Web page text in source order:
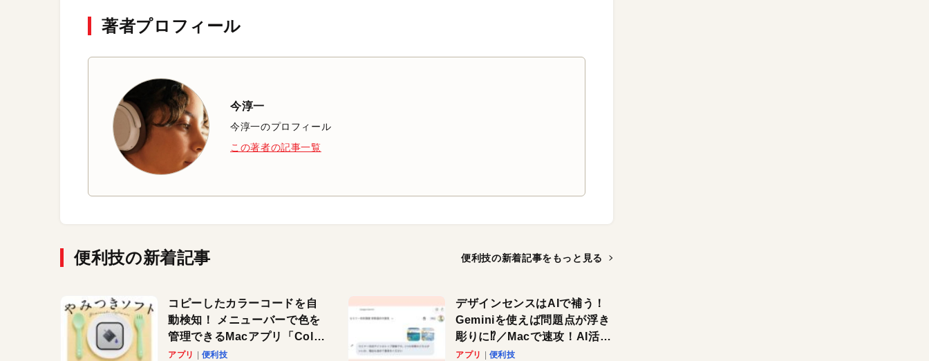
著者プロフィール
今淳一
今淳一のプロフィール
この著者の記事一覧
便利技の新着記事 便利技の新着記事をもっと見る
コピーしたカラーコードを自
動検知！ メニューバーで色を
管理できるMacアプリ「Color
Copy Bucket」
アプリ 便利技
デザインセンスはAIで補う！
Geminiを使えば問題点が浮き
彫りに⁉︎／Macで速攻！AI活用
テク
アプリ 便利技